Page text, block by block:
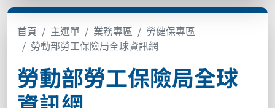
首頁 主選單 業務專區
勞健保專區
勞動部勞工保險局全球資訊網
勞動部勞工保險局全球